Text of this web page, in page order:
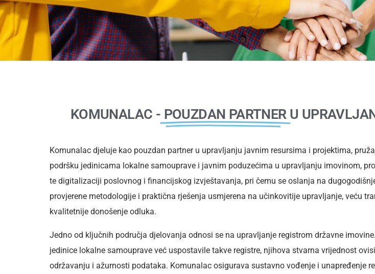
KOMUNALAC - POUZDAN PARTNER U
Komunalac djeluje kao pouzdan partner u upravljanju javnim resursima i projektima,
podršku jedinicama lokalne samouprave i javnim poduzećima u upravljanju imovinom,
te digitalizaciji poslovnog i financijskog izvještavanja, pri čemu se oslanja na
provjerene metodologije i praktična rješenja usmjerena na učinkovitije upravljanje, veću
kvalitetnije donošenje odluka.
Jedno od ključnih područja djelovanja odnosi se na upravljanje registrom državne
jedinice lokalne samouprave već uspostavile takve registre, njihova stvarna vrijednost
održavanju i ažurnosti podataka. Komunalac osigurava sustavno vođenje i unapređenje